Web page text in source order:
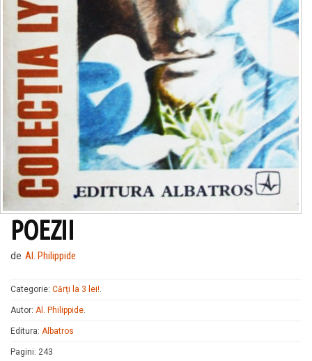
POEZII
de Al. Philippide
Categorie: Cărți la 3 lei!.
Autor: Al. Philippide.
Editura: Albatros
Pagini: 243